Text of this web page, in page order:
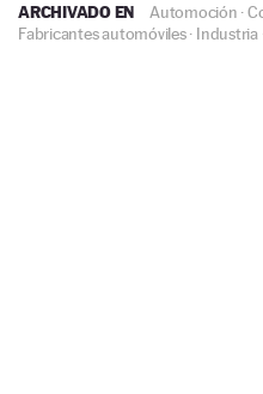
ARCHIVADO EN Automoción ·
Fabricantes automóviles· Industria